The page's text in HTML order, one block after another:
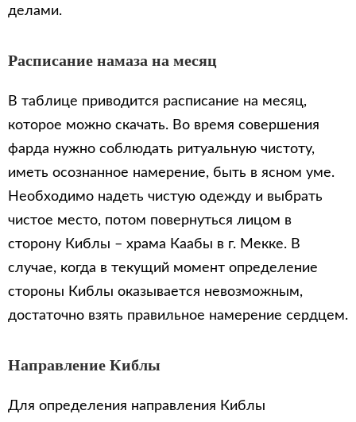
делами.
Расписание намаза на месяц
В таблице приводится расписание на месяц,
которое можно скачать. Во время совершения
фарда нужно соблюдать ритуальную чистоту,
иметь осознанное намерение, быть в ясном уме.
Необходимо надеть чистую одежду и выбрать
чистое место, потом повернуться лицом в
сторону Киблы – храма Каабы в г. Мекке. В
случае, когда в текущий момент определение
стороны Киблы оказывается невозможным,
достаточно взять правильное намерение сердцем.
Направление Киблы
Для определения направления Киблы